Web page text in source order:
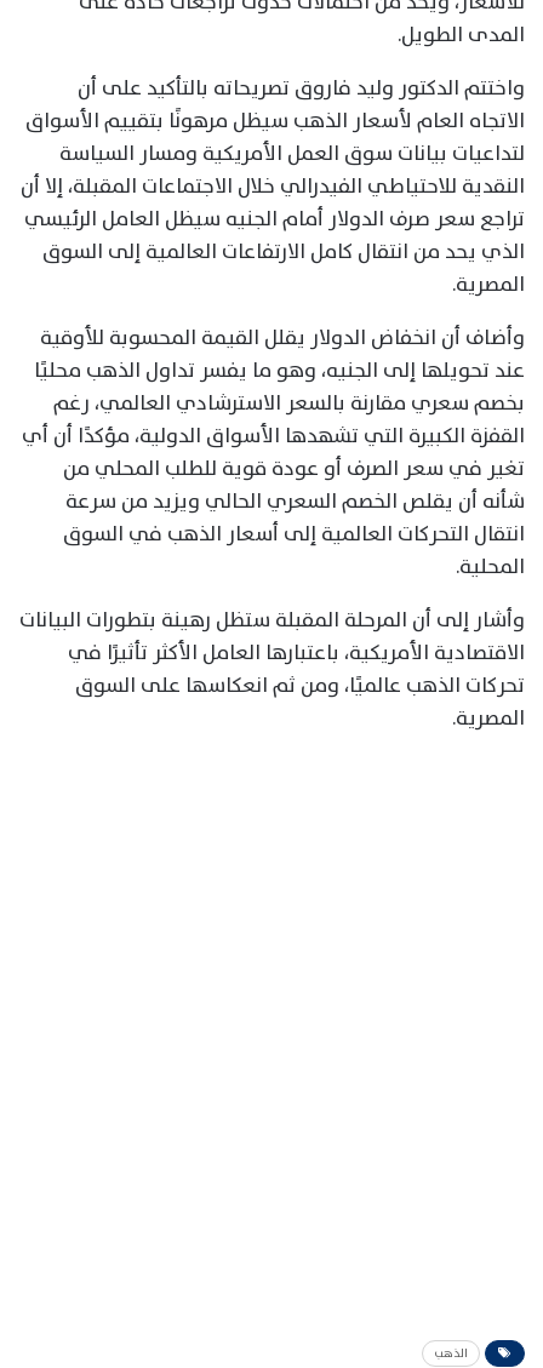
المدى الطويل.
واختتم الدكتور وليد فاروق تصريحاته بالتأكيد على أن
الاتجاه العام لأسعار الذهب سيظل مرهونًا بتقييم الأسواق
لتداعيات بيانات سوق العمل الأمريكية ومسار السياسة
النقدية للاحتياطي الفيدرالي خلال الاجتماعات المقبلة، إلا أن
تراجع سعر صرف الدولار أمام الجنيه سيظل العامل الرئيسي
الذي يحد من انتقال كامل الارتفاعات العالمية إلى السوق
المصرية.
وأضاف أن انخفاض الدولار يقلل القيمة المحسوبة للأوقية
عند تحويلها إلى الجنيه، وهو ما يفسر تداول الذهب محليًا
بخصم سعري مقارنة بالسعر الاسترشادي العالمي، رغم
القفزة الكبيرة التي تشهدها الأسواق الدولية، مؤكدًا أن أي
تغير في سعر الصرف أو عودة قوية للطلب المحلي من
شأنه أن يقلص الخصم السعري الحالي ويزيد من سرعة
انتقال التحركات العالمية إلى أسعار الذهب في السوق
المحلية.
وأشار إلى أن المرحلة المقبلة ستظل رهينة بتطورات البيانات
الاقتصادية الأمريكية، باعتبارها العامل الأكثر تأثيرًا في
تحركات الذهب عالميًا، ومن ثم انعكاسها على السوق
المصرية.
الذهب